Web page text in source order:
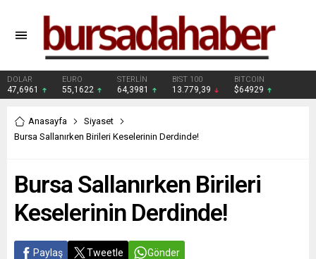
DOLAR
47,6961
EURO
55,1622
STERLİN
64,3981
BIST 100
13.779,39
BITCOIN
$64929
Anasayfa
Siyaset
Bursa Sallanırken Birileri Keselerinin Derdinde!
Bursa Sallanırken Birileri
Keselerinin Derdinde!
Paylaş Tweetle Gönder